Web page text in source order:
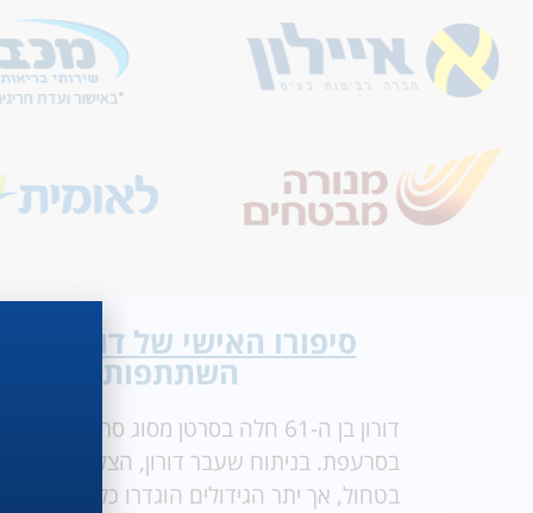
סיפורו האישי של דורון
השתתפות במחקר
דורון בן ה-61 חלה בסרטן מסוג
בסרעפת. בניתוח שעבר דורון, הצליחו
בטחול, אך יתר הגידולים הוגדרו כלא ניתנים